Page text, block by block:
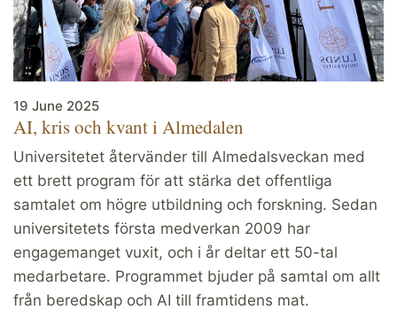
19 June 2025
AI, kris och kvant i Almedalen
Universitetet återvänder till Almedalsveckan med
ett brett program för att stärka det offentliga
samtalet om högre utbildning och forskning. Sedan
universitetets första medverkan 2009 har
engagemanget vuxit, och i år deltar ett 50-tal
medarbetare. Programmet bjuder på samtal om allt
från beredskap och AI till framtidens mat.